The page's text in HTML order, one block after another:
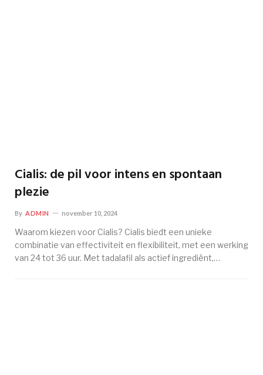
Cialis: de pil voor intens en spontaan
plezie
By ADMIN november 10, 2024
Waarom kiezen voor Cialis? Cialis biedt een unieke
combinatie van effectiviteit en flexibiliteit, met een werking
van 24 tot 36 uur. Met tadalafil als actief ingrediënt,…